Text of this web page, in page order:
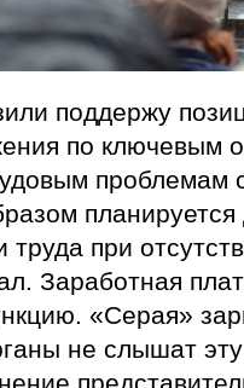
поддержу
по ключевым
планируется
труда при
Заработная
«Серая»
не слышат